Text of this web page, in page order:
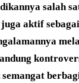
salah
aktif